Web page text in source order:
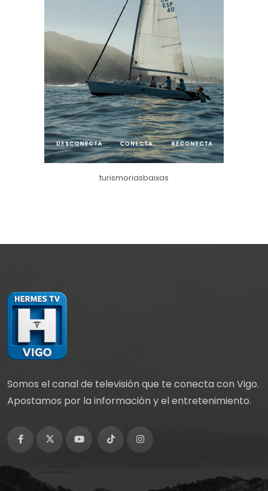
turismoriasbaixas
Somos el canal de televisión que te conecta con Vigo.
Apostamos por la información y el entretenimiento.